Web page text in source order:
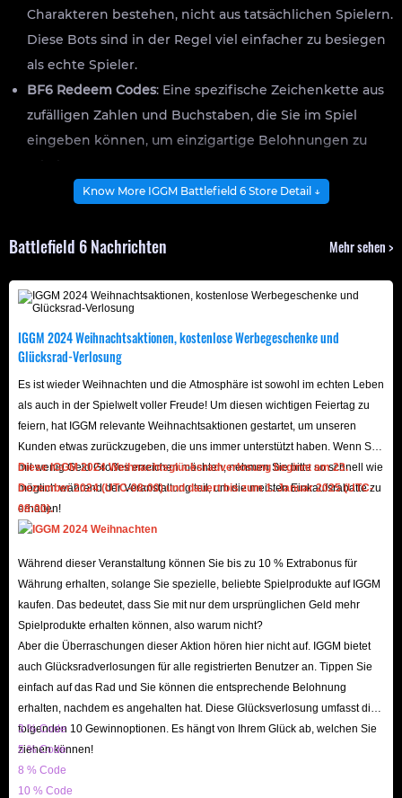
Charakteren bestehen, nicht aus tatsächlichen Spielern.
Diese Bots sind in der Regel viel einfacher zu besiegen
als echte Spieler.
BF6 Redeem Codes: Eine spezifische Zeichenkette aus
zufälligen Zahlen und Buchstaben, die Sie im Spiel
eingeben können, um einzigartige Belohnungen zu
BF6 Boosting : Ein Dienst, bei dem professionelle
Charakter aufzuleveln oder im Battle Pass
Über die Battlefield 6 Bot Lobby
Die folgenden Battlefield 6 Bot Lobby-Optionen sind
derzeit auf IGGM verfügbar:
1v10 Echte Spieler Bot Lobby (400+ Kills, volle Waffen-
XP!)
1v10 Echte Spieler Bot Lobby * 6 (Kaufen Sie 5, erhalten
Sie 1 gratis)
Battlefield 6 Bot Lobbies beziehen sich auf Matchmaking-
Spiele, die aus computergesteuerten Charakteren
bestehen, was die Schwierigkeit im Vergleich zu Servern
voller erfahrener Spieler erheblich reduziert. Viele Spieler
nutzen diese Methode, um einfach XP zu farmen,
Herausforderungen abzuschließen, das Zielen zu üben
oder Waffen aufzurüsten, ohne starken menschlichen
Gegnern gegenüberzustehen.
Diese Methode war ursprünglich wegen ihrer einfachen
Level-Erfahrung beliebt, insbesondere im Portal-Modus.
von Bots gewonnene XP auf nur die Hälfte des normalen
Know More IGGM Battlefield 6 Store Detail ↓
Battlefield 6 Nachrichten Mehr sehen >
IGGM 2024 Weihnachtsaktionen, kostenlose Werbegeschenke und
Glücksrad-Verlosung
Es ist wieder Weihnachten und die Atmosphäre ist sowohl im echten Leben
als auch in der Spielwelt voller Freude! Um diesen wichtigen Feiertag zu
feiern, hat IGGM relevante Weihnachtsaktionen gestartet, um unseren
Kunden etwas zurückzugeben, die uns immer unterstützt haben. Wenn Sie
mit wenig Geld Großes erreichen möchten, nehmen Sie bitte so schnell wie
möglich während der Veranstaltung teil, um die meisten Einkaufsrabatte zu
erhalten!
Diese IGGM 2024 Weihnachtsglücksradverlosung beginnt am 23.
Dezember 2024 (UTC-08:00) und dauert bis zum 1. Januar 2025 (UTC-
08:00).
Während dieser Veranstaltung können Sie bis zu 10 % Extrabonus für
Währung erhalten, solange Sie spezielle, beliebte Spielprodukte auf IGGM
kaufen. Das bedeutet, dass Sie mit nur dem ursprünglichen Geld mehr
Spielprodukte erhalten können, also warum nicht?
Aber die Überraschungen dieser Aktion hören hier nicht auf. IGGM bietet
auch Glücksradverlosungen für alle registrierten Benutzer an. Tippen Sie
einfach auf das Rad und Sie können die entsprechende Belohnung
erhalten, nachdem es angehalten hat. Diese Glücksverlosung umfasst die
folgenden 10 Gewinnoptionen. Es hängt von Ihrem Glück ab, welchen Sie
ziehen können!
3 % Code
5 % Code
8 % Code
10 % Code